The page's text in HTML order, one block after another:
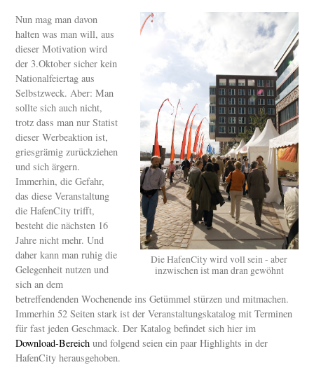
Die HafenCity wird voll sein - aber
inzwischen ist man dran gewöhnt
Nun mag man davon
halten was man will, aus
dieser Motivation wird
der 3.Oktober sicher kein
Nationalfeiertag aus
Selbstzweck. Aber: Man
sollte sich auch nicht,
trotz dass man nur Statist
dieser Werbeaktion ist,
griesgrämig zurückziehen
und sich ärgern.
Immerhin, die Gefahr,
das diese Veranstaltung
die HafenCity trifft,
besteht die nächsten 16
Jahre nicht mehr. Und
daher kann man ruhig die
Gelegenheit nutzen und
sich an dem
betreffendenden Wochenende ins Getümmel stürzen und mitmachen.
Immerhin 52 Seiten stark ist der Veranstaltungskatalog mit Terminen
für fast jeden Geschmack. Der Katalog befindet sich hier im
Download-Bereichund folgend seien ein paar Highlights in der
HafenCity herausgehoben.